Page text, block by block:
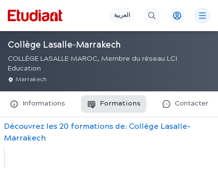
العربية
Collège Lasalle-Marrakech
COLLÈGE LASALLE MAROC, Membre du réseau LCI
Education
Marrakech
Informations Formations Contacter
Découvrez les 20 formations de: Collège Lasalle-
Marrakech